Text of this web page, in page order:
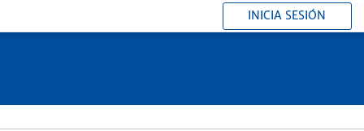
INICIA SESIÓN